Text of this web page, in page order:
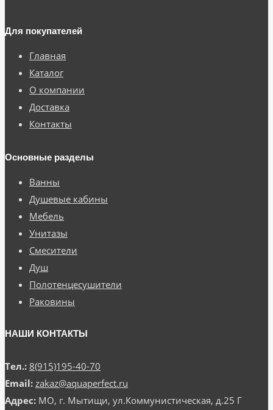
Для покупателей
Главная
Каталог
О компании
Доставка
Контакты
Основные разделы
Ванны
Душевые кабины
Мебель
Унитазы
Смесители
Душ
Полотенцесушители
Раковины
НАШИ КОНТАКТЫ
Тел.: 8(915)195-40-70
Email: zakaz@aquaperfect.ru
Адрес: МО, г. Мытищи, ул.Коммунистическая, д.25 Г